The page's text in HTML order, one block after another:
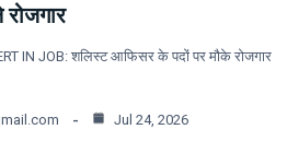
IN JOB: शलिस्ट आफिसर के पदों पर मौके रोजगार
Jul 24, 2026